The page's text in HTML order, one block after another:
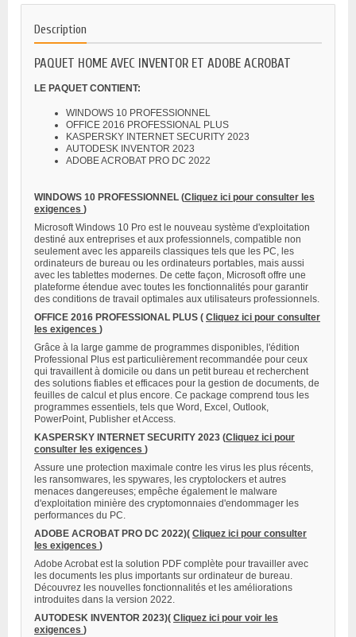
Description
PAQUET HOME AVEC INVENTOR ET ADOBE ACROBAT
LE PAQUET CONTIENT:
WINDOWS 10 PROFESSIONNEL
OFFICE 2016 PROFESSIONAL PLUS
KASPERSKY INTERNET SECURITY 2023
AUTODESK INVENTOR 2023
ADOBE ACROBAT PRO DC 2022
WINDOWS 10 PROFESSIONNEL (Cliquez ici pour consulter les
exigences )
Microsoft Windows 10 Pro est le nouveau système d'exploitation
destiné aux entreprises et aux professionnels, compatible non
seulement avec les appareils classiques tels que les PC, les
ordinateurs de bureau ou les ordinateurs portables, mais aussi
avec les tablettes modernes. De cette façon, Microsoft offre une
plateforme étendue avec toutes les fonctionnalités pour garantir
des conditions de travail optimales aux utilisateurs professionnels.
OFFICE 2016 PROFESSIONAL PLUS ( Cliquez ici pour consulter
les exigences )
Grâce à la large gamme de programmes disponibles, l'édition
Professional Plus est particulièrement recommandée pour ceux
qui travaillent à domicile ou dans un petit bureau et recherchent
des solutions fiables et efficaces pour la gestion de documents, de
feuilles de calcul et plus encore. Ce package comprend tous les
programmes essentiels, tels que Word, Excel, Outlook,
PowerPoint, Publisher et Access.
KASPERSKY INTERNET SECURITY 2023 (Cliquez ici pour
consulter les exigences )
Assure une protection maximale contre les virus les plus récents,
les ransomwares, les spywares, les cryptolockers et autres
menaces dangereuses; empêche également le malware
d'exploitation minière des cryptomonnaies d'endommager les
performances du PC.
ADOBE ACROBAT PRO DC 2022)( Cliquez ici pour consulter
les exigences )
Adobe Acrobat est la solution PDF complète pour travailler avec
les documents les plus importants sur ordinateur de bureau.
Découvrez les nouvelles fonctionnalités et les améliorations
introduites dans la version 2022.
AUTODESK INVENTOR 2023)( Cliquez ici pour voir les
exigences )